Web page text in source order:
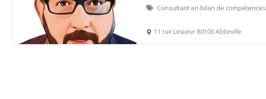
Consultant en bilan de compétences
11 rue Lesueur 80100 Abbeville